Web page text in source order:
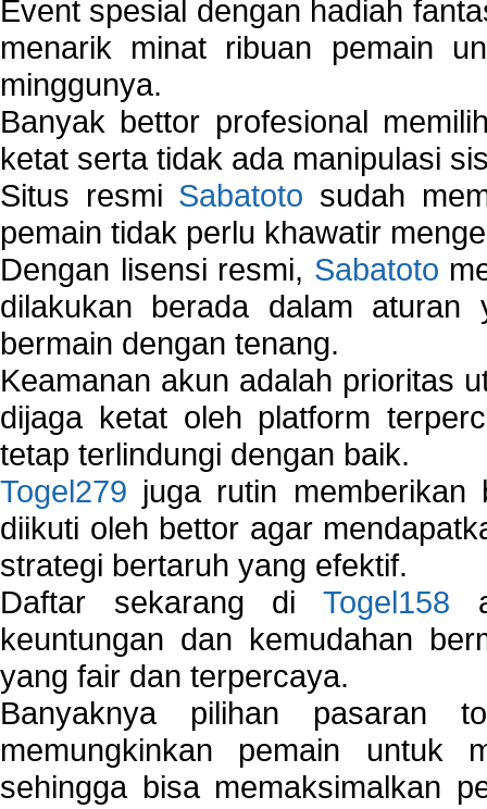
Event spesial dengan hadiah
menarik minat ribuan pemain
minggunya.
Banyak bettor profesional
ketat serta tidak ada manipulasi
Situs resmi Sabatoto sudah
pemain tidak perlu khawatir
Dengan lisensi resmi, Sabatoto
dilakukan berada dalam
bermain dengan tenang.
Keamanan akun adalah prioritas
dijaga ketat oleh platform
tetap terlindungi dengan baik.
Togel279 juga rutin
diikuti oleh bettor agar
strategi bertaruh yang efektif.
Daftar sekarang di Togel158
keuntungan dan kemudahan
yang fair dan terpercaya.
Banyaknya pilihan pasaran
memungkinkan pemain untuk
sehingga bisa memaksimalkan